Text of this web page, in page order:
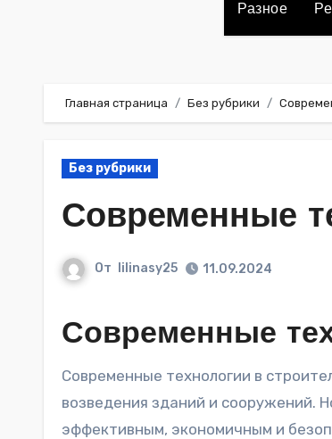
Разное
Главная страница Без рубрики
Без рубрики
Современные
От lilinasy25 11.09.2024
Современные
Современные технологии в строительстве стремительно развиваются, трансформируя процесс
возведения зданий и сооружений.
эффективным, экономичным и